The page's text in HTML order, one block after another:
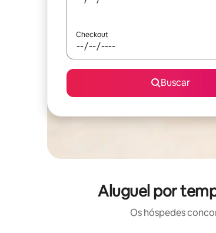
Checkout
Buscar
Aluguel por
Os hóspedes